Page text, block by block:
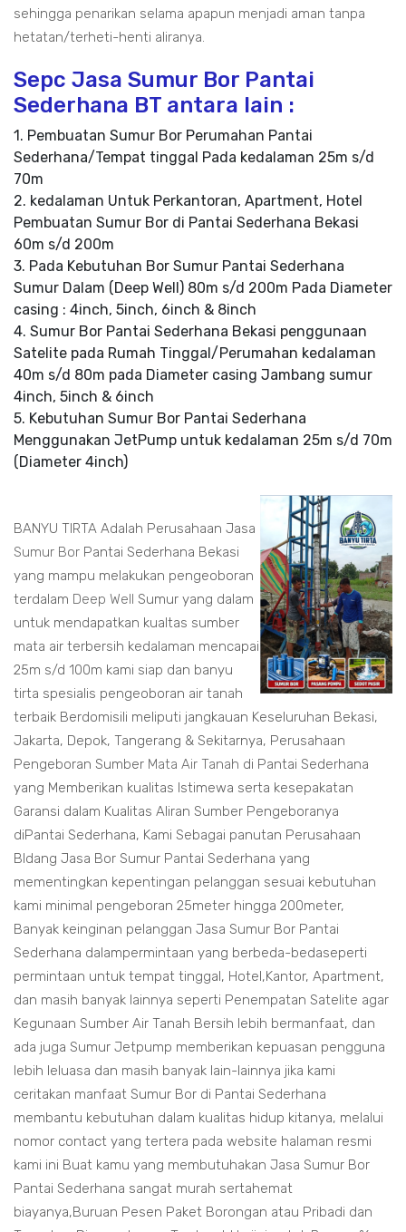
sehingga penarikan selama apapun menjadi aman tanpa
hetatan/terheti-henti aliranya.
Sepc Jasa Sumur Bor Pantai
Sederhana BT antara lain :
1. Pembuatan Sumur Bor Perumahan Pantai
Sederhana/Tempat tinggal Pada kedalaman 25m s/d
70m
2. kedalaman Untuk Perkantoran, Apartment, Hotel
Pembuatan Sumur Bor di Pantai Sederhana Bekasi
60m s/d 200m
3. Pada Kebutuhan Bor Sumur Pantai Sederhana
Sumur Dalam (Deep Well) 80m s/d 200m Pada Diameter
casing : 4inch, 5inch, 6inch & 8inch
4. Sumur Bor Pantai Sederhana Bekasi penggunaan
Satelite pada Rumah Tinggal/Perumahan kedalaman
40m s/d 80m pada Diameter casing Jambang sumur
4inch, 5inch & 6inch
5. Kebutuhan Sumur Bor Pantai Sederhana
Menggunakan JetPump untuk kedalaman 25m s/d 70m
(Diameter 4inch)
BANYU TIRTA Adalah Perusahaan Jasa
Sumur Bor Pantai Sederhana Bekasi
yang mampu melakukan pengeoboran
terdalam Deep Well
Sumur yang dalam
untuk mendapatkan kualtas sumber
mata air terbersih kedalaman mencapai
25m s/d 100m kami siap dan banyu
tirta spesialis pengeoboran air tanah
terbaik Berdomisili meliputi jangkauan Keseluruhan Bekasi,
Jakarta, Depok, Tangerang & Sekitarnya, Perusahaan
Pengeboran Sumber Mata Air Tanah di Pantai Sederhana
yang Memberikan kualitas Istimewa serta kesepakatan
Garansi dalam Kualitas Aliran Sumber Pengeboranya
diPantai Sederhana, Kami Sebagai panutan Perusahaan
BIdang Jasa Bor Sumur Pantai Sederhana yang
mementingkan kepentingan pelanggan sesuai kebutuhan
kami minimal pengeboran 25meter hingga 200meter,
Banyak keinginan pelanggan Jasa Sumur Bor Pantai
Sederhana dalampermintaan yang berbeda-bedaseperti
permintaan untuk tempat tinggal, Hotel,Kantor, Apartment,
dan masih banyak lainnya seperti Penempatan Satelite agar
Kegunaan Sumber Air Tanah Bersih lebih bermanfaat, dan
ada juga Sumur Jetpump memberikan kepuasan pengguna
lebih leluasa dan masih banyak lain-lainnya jika kami
ceritakan manfaat Sumur Bor di Pantai Sederhana
membantu kebutuhan dalam kualitas hidup kitanya, melalui
nomor contact yang tertera pada website halaman resmi
kami ini Buat kamu yang membutuhakan Jasa Sumur Bor
Pantai Sederhana sangat murah sertahemat
biayanya,Buruan Pesen Paket Borongan atau Pribadi dan